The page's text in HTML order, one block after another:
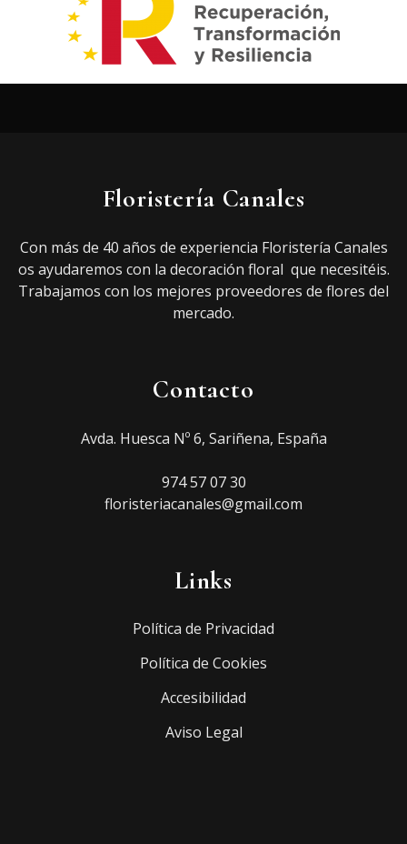
Floristería Canales
Con más de 40 años de experiencia Floristería Canales
os ayudaremos con la decoración floral que necesitéis.
Trabajamos con los mejores proveedores de flores del
mercado.
Contacto
Avda. Huesca Nº 6, Sariñena, España
974 57 07 30
floristeriacanales@gmail.com
Links
Política de Privacidad
Política de Cookies
Accesibilidad
Aviso Legal